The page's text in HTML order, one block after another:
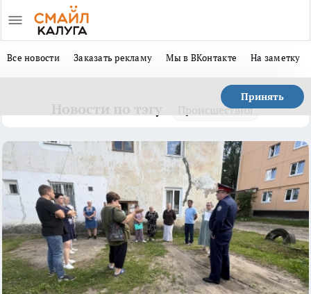
Все новости Заказать рекламу Мы в ВКонтакте На заметку
Принять
Происшествия